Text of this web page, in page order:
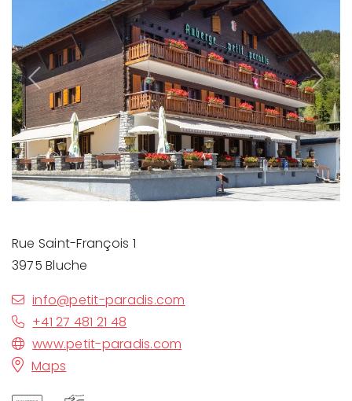
Previous Next
Rue Saint-François 1
3975 Bluche
info@petit-paradis.com
+41 27 481 21 48
www.petit-paradis.com
Maps